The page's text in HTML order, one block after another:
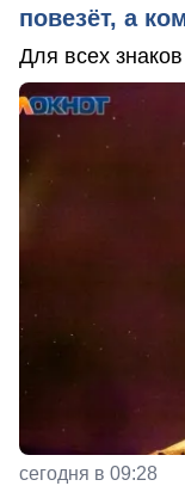
повезёт, а
Для всех
сегодня в 09:28